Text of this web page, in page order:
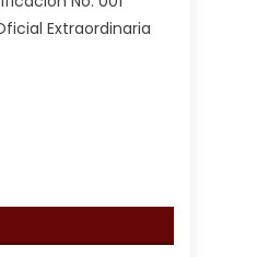
Extraordinaria